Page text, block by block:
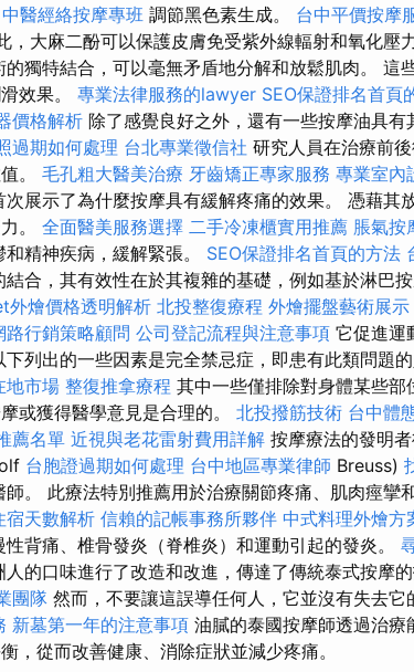
中醫經絡按摩專班 調節黑色素生成。 台中平價按摩
，大麻二酚可以保護皮膚免受紫外線輻射和氧化壓
獨特結合，可以毫無矛盾地分解和放鬆肌肉。 這
效果。 專業法律服務的lawyer SEO保證排名首頁
價格解析 除了感覺良好之外，還有一些按摩油具有
過期如何處理 台北專業徵信社 研究人員在治療前
。 毛孔粗大醫美治療 牙齒矯正專家服務 專業室內
展示了為什麼按摩具有緩解疼痛的效果。 憑藉其
。 全面醫美服務選擇 二手冷凍櫃實用推薦 脹氣按
精神疾病，緩解緊張。 SEO保證排名首頁的方法
合，其有效性在於其複雜的基礎，例如基於淋巴
外燴價格透明解析 北投整復療程 外燴擺盤藝術展示
路行銷策略顧問 公司登記流程與注意事項 它促進運
列出的一些因素是完全禁忌症，即患有此類問題
地市場 整復推拿療程 其中一些僅排除對身體某些部
或獲得醫學意見是合理的。 北投撥筋技術 台中體
薦名單 近視與老花雷射費用詳解 按摩療法的發明
台胞證過期如何處理 台中地區專業律師 Breuss)
。 此療法特別推薦用於治療關節疼痛、肌肉痙攣
宿天數解析 信賴的記帳事務所夥伴 中式料理外燴方
背痛、椎骨發炎（脊椎炎）和運動引起的發炎。
的口味進行了改造和改進，傳達了傳統泰式按摩的
團隊 然而，不要讓這誤導任何人，它並沒有失去它
新墓第一年的注意事項 油膩的泰國按摩師透過治療
，從而改善健康、消除症狀並減少疼痛。